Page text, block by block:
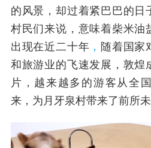
的风景，却过着紧巴巴的日
村民们来说，意味着柴米油
出现在近二十年 ， 随着国家
和旅游业的飞速发展，敦煌
片，越来越多的游客从全
来，为月牙泉村带来了前所未